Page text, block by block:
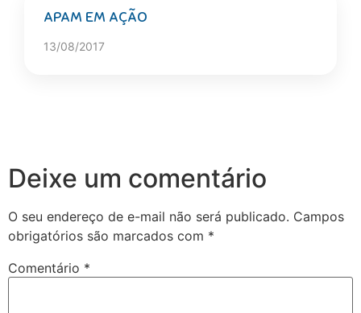
APAM EM AÇÃO
13/08/2017
Deixe um comentário
O seu endereço de e-mail não será publicado. Campos
obrigatórios são marcados com *
Comentário *